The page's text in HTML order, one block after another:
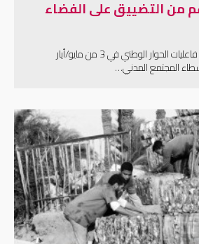
من التضييق على الفضاء
تقرير مايو/أيار 2023بدأت فاعليات الحوار الوطني في 3 من مايو/أيار
المجتمع المدني…
إقرأ المزيد